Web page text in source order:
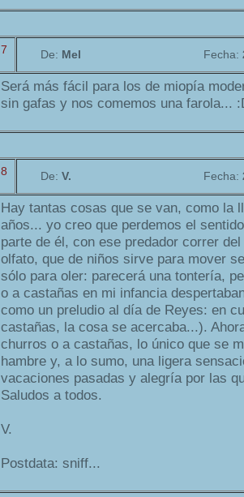
7 De: Mel Fecha:
Será más fácil para los de miopía
sin gafas y nos comemos una farola...
8 De: V. Fecha:
Hay tantas cosas que se van, como la
años... yo creo que perdemos el
parte de él, con ese predador correr
olfato, que de niños sirve para mover
sólo para oler: parecerá una tontería,
o a castañas en mi infancia
como un preludio al día de Reyes: en
castañas, la cosa se acercaba...).
churros o a castañas, lo único que se
hambre y, a lo sumo, una ligera
vacaciones pasadas y alegría por las
Saludos a todos.
V.
Postdata: sniff...